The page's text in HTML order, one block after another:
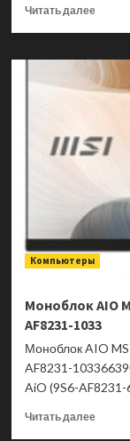
Читать далее
AIO
MSI
1M-
679XRU
1026
Компьютеры
Моноблок AIO
AF8231-1033
Моноблок AIO
AF8231-
AiO (9S6-AF8231-
Читать далее